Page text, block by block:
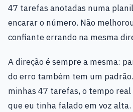
47 tarefas anotadas numa
encarar o número. Não
confiante errando na mesma
A direção é sempre a mesma:
do erro também tem um
minhas 47 tarefas, o tempo real
que eu tinha falado em voz alta.